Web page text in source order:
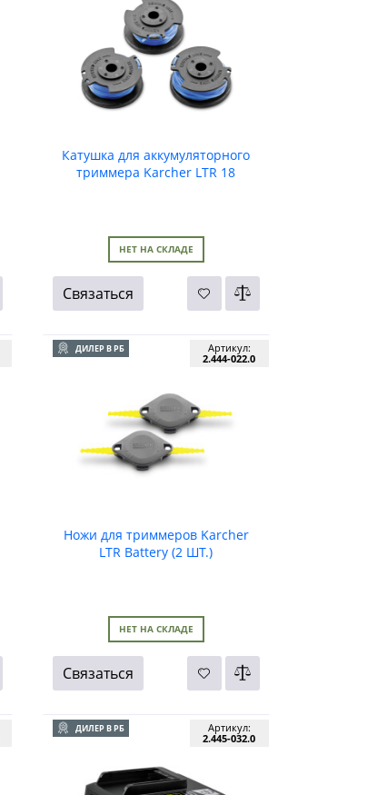
Катушка для аккумуляторного
триммера Karcher LTR 18
НЕТ НА СКЛАДЕ
Связаться
ДИЛЕР В РБ
Ножи для триммеров Karcher
LTR Battery (2 ШТ.)
Артикул:
2.444-022.0
НЕТ НА СКЛАДЕ
Связаться
ДИЛЕР В РБ
Артикул:
2.445-032.0